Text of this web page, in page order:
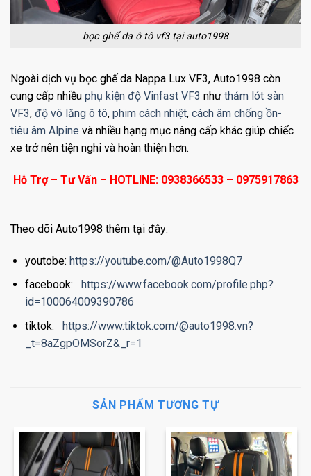
bọc ghế da ô tô vf3 tại auto1998
Ngoài dịch vụ bọc ghế da Nappa Lux VF3, Auto1998 còn
cung cấp nhiều phụ kiện độ Vinfast VF3 như thảm lót sàn
VF3, độ vô lăng ô tô, phim cách nhiệt, cách âm chống ồn-
tiêu âm Alpine và nhiều hạng mục nâng cấp khác giúp chiếc
xe trở nên tiện nghi và hoàn thiện hơn.
Hỗ Trợ – Tư Vấn – HOTLINE: 0938366533 – 0975917863
Theo dõi Auto1998 thêm tại đây:
youtobe: https://youtube.com/@Auto1998Q7
facebook:
https://www.facebook.com/profile.php?
id=100064009390786
tiktok: https://www.tiktok.com/@auto1998.vn?
_t=8aZgpOMSorZ&_r=1
SẢN PHẨM TƯƠNG TỰ